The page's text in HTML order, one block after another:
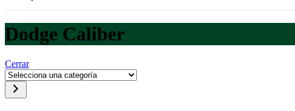
Dodge Caliber
Cerrar
Selecciona
una
categoría